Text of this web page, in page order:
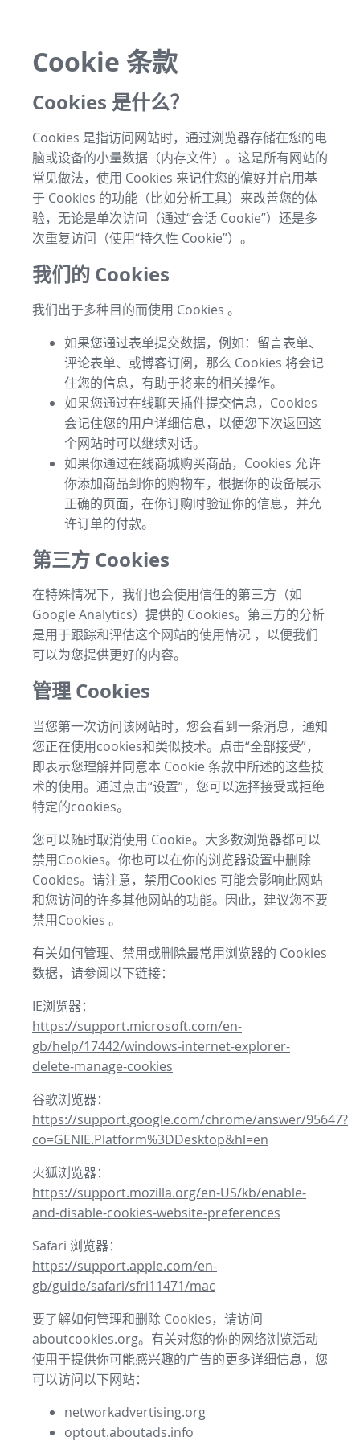
Cookie 条款
Cookies 是什么？
Cookies 是指访问网站时，通过浏览器存储在您的电
脑或设备的小量数据（内存文件）。这是所有网站的
常见做法，使用 Cookies 来记住您的偏好并启用基
于 Cookies 的功能（比如分析工具）来改善您的体
验，无论是单次访问（通过“会话 Cookie”）还是多
次重复访问（使用“持久性 Cookie”）。
我们的 Cookies
我们出于多种目的而使用 Cookies 。
如果您通过表单提交数据，例如：留言表单、
评论表单、或博客订阅，那么 Cookies 将会记
住您的信息，有助于将来的相关操作。
如果您通过在线聊天插件提交信息，Cookies
会记住您的用户详细信息，以便您下次返回这
个网站时可以继续对话。
如果你通过在线商城购买商品，Cookies 允许
你添加商品到你的购物车，根据你的设备展示
正确的页面，在你订购时验证你的信息，并允
许订单的付款。
第三方 Cookies
在特殊情况下，我们也会使用信任的第三方（如
Google Analytics）提供的 Cookies。第三方的分析
是用于跟踪和评估这个网站的使用情况 ，以便我们
可以为您提供更好的内容。
管理 Cookies
当您第一次访问该网站时，您会看到一条消息，通知
您正在使用cookies和类似技术。点击“全部接受”，
即表示您理解并同意本 Cookie 条款中所述的这些技
术的使用。通过点击“设置”，您可以选择接受或拒绝
特定的cookies。
您可以随时取消使用 Cookie。大多数浏览器都可以
禁用Cookies。你也可以在你的浏览器设置中删除
Cookies。请注意，禁用Cookies 可能会影响此网站
和您访问的许多其他网站的功能。因此，建议您不要
禁用Cookies 。
有关如何管理、禁用或删除最常用浏览器的 Cookies
数据，请参阅以下链接：
IE浏览器：
https://support.microsoft.com/en-
gb/help/17442/windows-internet-explorer-
delete-manage-cookies
谷歌浏览器：
https://support.google.com/chrome/answer/95647?
co=GENIE.Platform%3DDesktop&hl=en
火狐浏览器：
https://support.mozilla.org/en-US/kb/enable-
and-disable-cookies-website-preferences
Safari 浏览器：
https://support.apple.com/en-
gb/guide/safari/sfri11471/mac
要了解如何管理和删除 Cookies，请访问
aboutcookies.org。有关对您的你的网络浏览活动
使用于提供你可能感兴趣的广告的更多详细信息，您
可以访问以下网站：
networkadvertising.org
optout.aboutads.info